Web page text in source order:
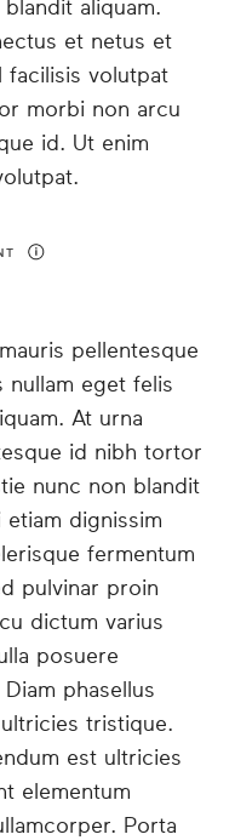
aliquam.
et netus et
facilisis volutpat
morbi non arcu
id. Ut enim
pellentesque
nullam eget felis
At urna
id nibh tortor
nunc non blandit
etiam dignissim
fermentum
pulvinar proin
dictum varius
posuere
phasellus
tristique.
est ultricies
elementum
Porta